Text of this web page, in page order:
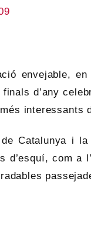
envejable,
d’any
interessants
Catalunya i
d’esquí, com a